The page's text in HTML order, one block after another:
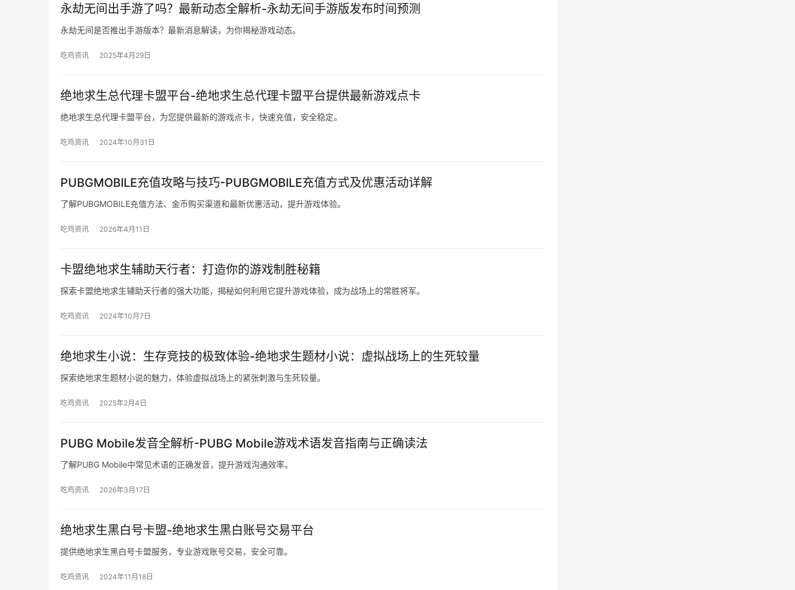
永劫无间出手游了吗？最新动态全解析-永劫无间手游版发布时间预测
永劫无间是否推出手游版本？最新消息解读，为你揭秘游戏动态。
吃鸡资讯 2025年4月29日
绝地求生总代理卡盟平台-绝地求生总代理卡盟平台提供最新游戏点卡
绝地求生总代理卡盟平台，为您提供最新的游戏点卡，快速充值，安全稳定。
吃鸡资讯 2024年10月31日
PUBGMOBILE充值攻略与技巧-PUBGMOBILE充值方式及优惠活动详解
了解PUBGMOBILE充值方法、金币购买渠道和最新优惠活动，提升游戏体验。
吃鸡资讯 2026年4月11日
卡盟绝地求生辅助天行者：打造你的游戏制胜秘籍
探索卡盟绝地求生辅助天行者的强大功能，揭秘如何利用它提升游戏体验，成为战场上的常胜将军。
吃鸡资讯 2024年10月7日
绝地求生小说：生存竞技的极致体验-绝地求生题材小说：虚拟战场上的生死较量
探索绝地求生题材小说的魅力，体验虚拟战场上的紧张刺激与生死较量。
吃鸡资讯 2025年2月4日
PUBG Mobile发音全解析-PUBG Mobile游戏术语发音指南与正确读法
了解PUBG Mobile中常见术语的正确发音，提升游戏沟通效率。
吃鸡资讯 2026年3月17日
绝地求生黑白号卡盟-绝地求生黑白账号交易平台
提供绝地求生黑白号卡盟服务，专业游戏账号交易，安全可靠。
吃鸡资讯 2024年11月18日